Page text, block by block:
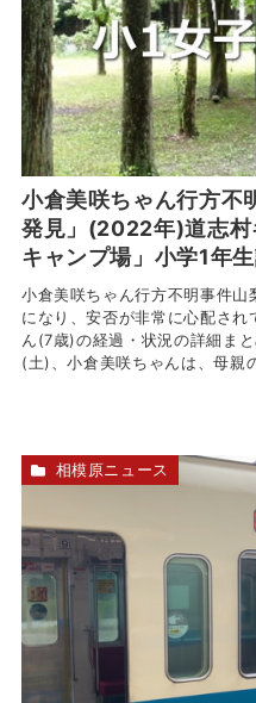
小倉美咲ちゃん行方
発見」(2022年)道志村
キャンプ場」小学1年
小倉美咲ちゃん行方不明事件山
になり、安否が非常に心配され
ん(7歳)の経過・状況の詳細ま
(土)、小倉美咲ちゃんは、母親
相模原ニュース